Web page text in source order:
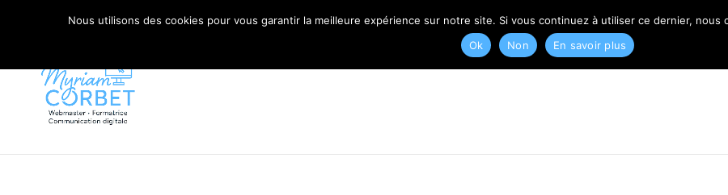
06 79 42 10 00 CONTACT@MYRIAM-CORBET.NET
Nous utilisons des cookies pour vous garantir la meilleure expérience sur notre site. Si vous continuez à utiliser ce dernier,
Ok
Non En savoir plus